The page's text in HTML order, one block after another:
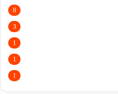
8
3
1
1
1